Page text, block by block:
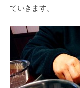
ていきます。